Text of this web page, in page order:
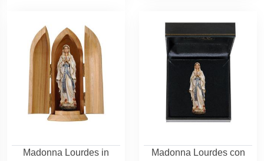
Madonna Lourdes in
Madonna Lourdes con